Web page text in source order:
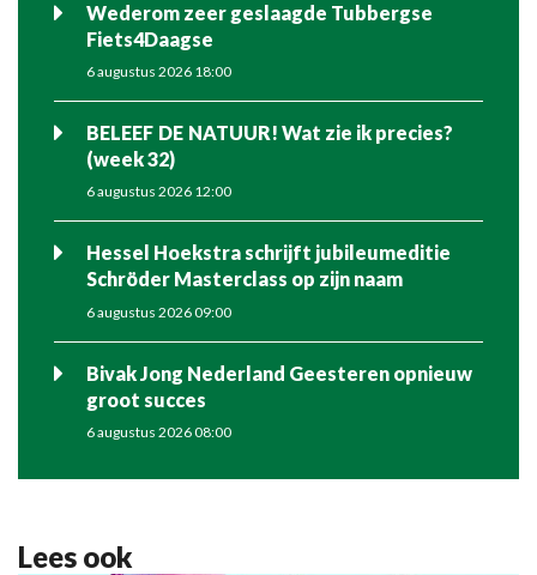
Wederom zeer geslaagde Tubbergse
Fiets4Daagse
6 augustus 2026 18:00
BELEEF DE NATUUR! Wat zie ik precies?
(week 32)
6 augustus 2026 12:00
Hessel Hoekstra schrijft jubileumeditie
Schröder Masterclass op zijn naam
6 augustus 2026 09:00
Bivak Jong Nederland Geesteren opnieuw
groot succes
6 augustus 2026 08:00
Lees ook